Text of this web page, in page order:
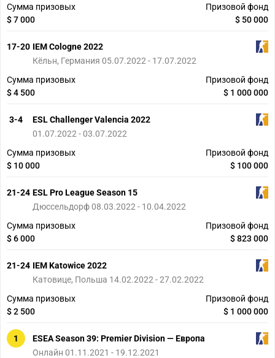
Сумма призовых
$ 7 000
Призовой фонд
$ 50 000
17-20 IEM Cologne 2022
Кёльн, Германия 05.07.2022 - 17.07.2022
Сумма призовых
$ 4 500
Призовой фонд
$ 1 000 000
3-4
ESL Challenger Valencia 2022
01.07.2022 - 03.07.2022
Сумма призовых
$ 10 000
Призовой фонд
$ 100 000
21-24 ESL Pro League Season 15
Дюссельдорф 08.03.2022 - 10.04.2022
Сумма призовых
$ 6 000
Призовой фонд
$ 823 000
21-24 IEM Katowice 2022
Катовице, Польша 14.02.2022 - 27.02.2022
Сумма призовых
$ 2 500
Призовой фонд
$ 1 000 000
1
ESEA Season 39: Premier Division — Европа
Онлайн 01.11.2021 - 19.12.2021